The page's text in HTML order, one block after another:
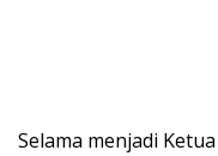
Selama menjadi